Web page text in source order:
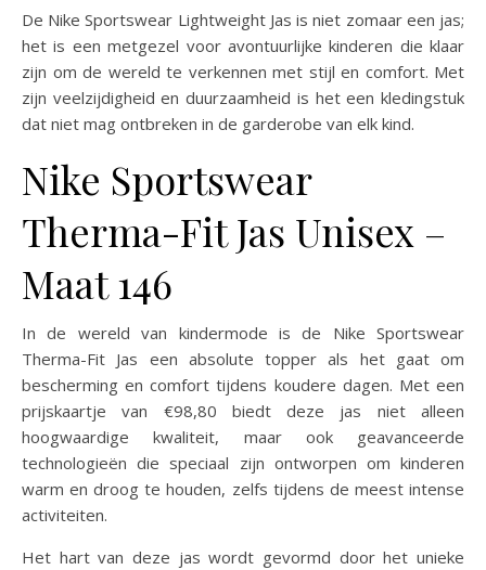
De Nike Sportswear Lightweight Jas is niet zomaar een jas;
het is een metgezel voor avontuurlijke kinderen die klaar
zijn om de wereld te verkennen met stijl en comfort. Met
zijn veelzijdigheid en duurzaamheid is het een kledingstuk
dat niet mag ontbreken in de garderobe van elk kind.
Nike Sportswear
Therma-Fit Jas Unisex –
Maat 146
In de wereld van kindermode is de Nike Sportswear
Therma-Fit Jas een absolute topper als het gaat om
bescherming en comfort tijdens koudere dagen. Met een
prijskaartje van €98,80 biedt deze jas niet alleen
hoogwaardige kwaliteit, maar ook geavanceerde
technologieën die speciaal zijn ontworpen om kinderen
warm en droog te houden, zelfs tijdens de meest intense
activiteiten.
Het hart van deze jas wordt gevormd door het unieke